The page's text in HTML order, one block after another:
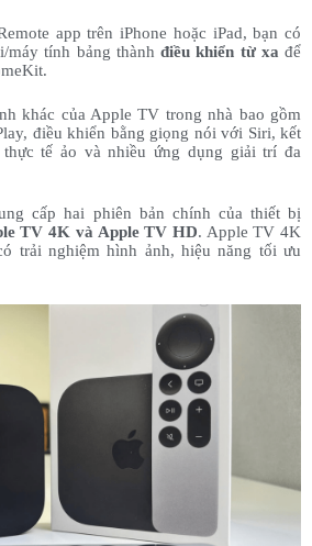
app trên iPhone hoặc iPad, bạn có
máy tính bảng thành điều khiển từ xađể
khác của Apple TV trong nhà bao gồm
điều khiển bằng giọng nói với Siri, kết
tế ảo và nhiều ứng dụng giải trí đa
cấp hai phiên bản chính của thiết bị
TV 4K và Apple TV HD. Apple TV 4K
trải nghiệm hình ảnh, hiệu năng tối ưu